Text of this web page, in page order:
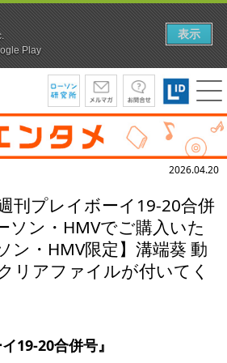
2026.04.20
刊プレイボーイ19-20合併
ソン・HMVでご購入いた
ン・HMV限定】溝端葵 動
リアファイルが付いてく
19-20合併号』
Play
表示